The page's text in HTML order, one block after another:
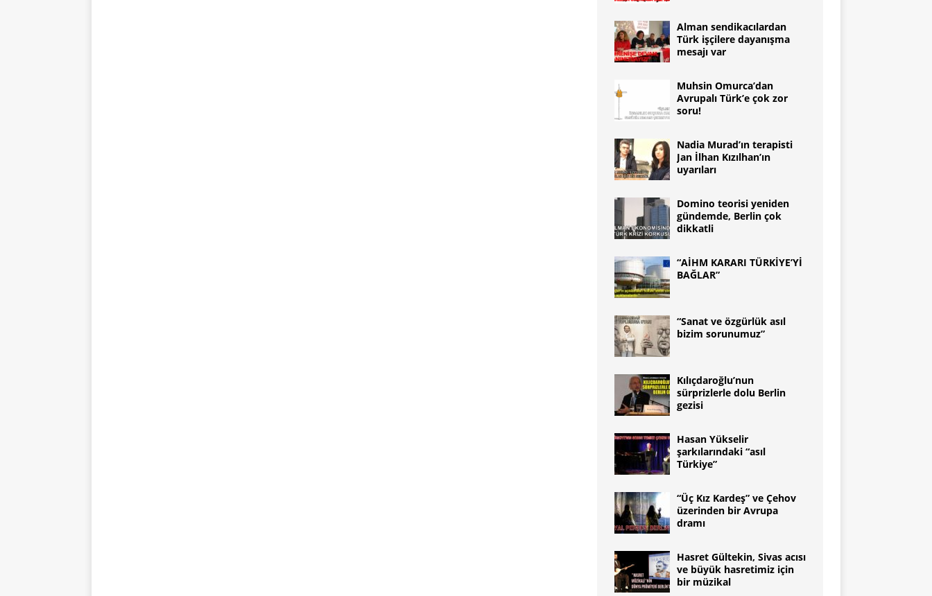
Alman sendikacılardan
Türk işçilere dayanışma
mesajı var
Muhsin Omurca’dan
Avrupalı Türk’e çok zor
soru!
Nadia Murad’ın terapisti
Jan İlhan Kızılhan’ın
uyarıları
Domino teorisi yeniden
gündemde, Berlin çok
dikkatli
“AİHM KARARI TÜRKİYE’Yİ
BAĞLAR”
“Sanat ve özgürlük asıl
bizim sorunumuz”
Kılıçdaroğlu’nun
sürprizlerle dolu Berlin
gezisi
Hasan Yükselir
şarkılarındaki “asıl
Türkiye”
“Üç Kız Kardeş” ve Çehov
üzerinden bir Avrupa
dramı
Hasret Gültekin, Sivas acısı
ve büyük hasretimiz için
bir müzikal